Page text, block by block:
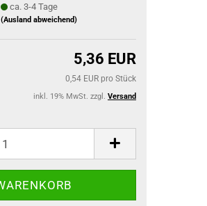
ca. 3-4 Tage
(Ausland abweichend)
5,36 EUR
0,54 EUR pro Stück
inkl. 19% MwSt. zzgl. Versand